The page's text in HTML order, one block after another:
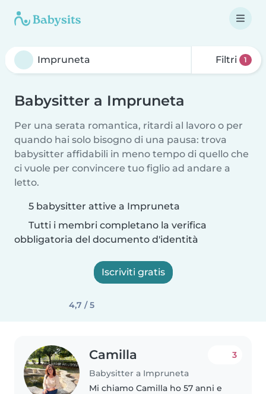
Filtri 1
Babysitter a Impruneta
Per una serata romantica, ritardi al lavoro o per
quando hai solo bisogno di una pausa: trova
babysitter affidabili in meno tempo di quello che
ci vuole per convincere tuo figlio ad andare a
letto.
5 babysitter attive a Impruneta
Tutti i membri completano la verifica
obbligatoria del documento d'identità
Iscriviti gratis
4,7 / 5
Camilla
Babysitter a Impruneta
3
Mi chiamo Camilla ho 57 anni e